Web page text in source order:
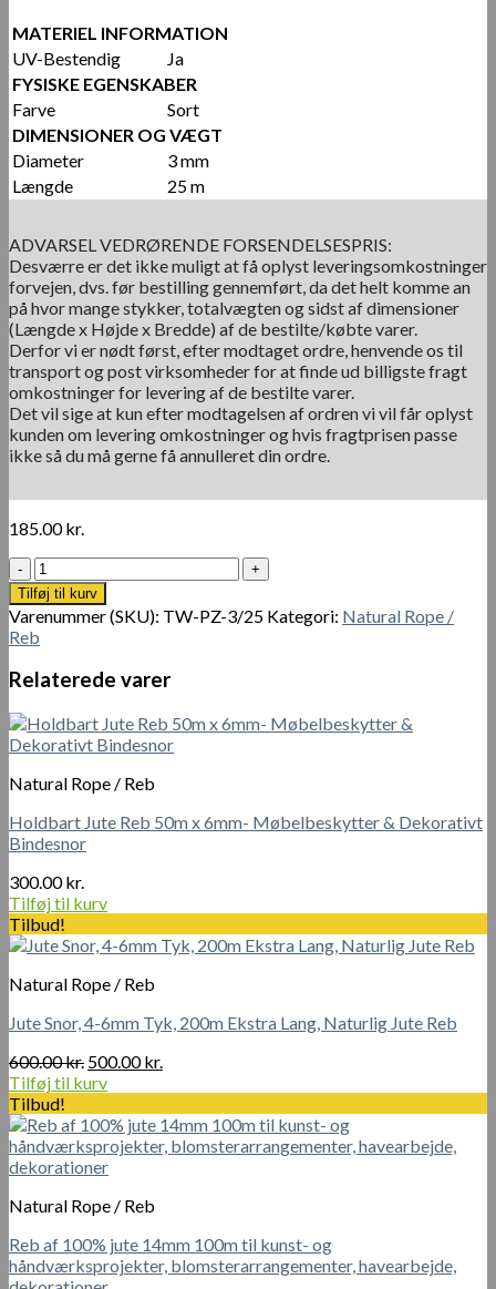
MATERIEL INFORMATION
UV-Bestendig
Ja
FYSISKE EGENSKABER
Farve
Sort
DIMENSIONER OG VÆGT
Diameter
3 mm
Længde
25 m
ADVARSEL VEDRØRENDE FORSENDELSESPRIS:
Desværre er det ikke muligt at få oplyst leveringsomkostninger
forvejen, dvs. før bestilling gennemført, da det helt komme an
på hvor mange stykker, totalvægten og sidst af dimensioner
(Længde x Højde x Bredde) af de bestilte/købte varer.
Derfor vi er nødt først, efter modtaget ordre, henvende os til
transport og post virksomheder for at finde ud billigste fragt
omkostninger for levering af de bestilte varer.
Det vil sige at kun efter modtagelsen af ordren vi vil får oplyst
kunden om levering omkostninger og hvis fragtprisen passe
ikke så du må gerne få annulleret din ordre.
185.00kr.
Palm
Black
Reb
3
mm
x
25
antal
Tilføj til kurv
Varenummer (SKU): TW-PZ-3/25 Kategori: Natural Rope /
Reb
Relaterede varer
Natural Rope / Reb
Holdbart Jute Reb 50m x 6mm- Møbelbeskytter & Dekorativt
Bindesnor
300.00kr.
Tilføj til kurv
Tilbud!
Natural Rope / Reb
Jute Snor, 4-6mm Tyk, 200m Ekstra Lang, Naturlig Jute Reb
600.00kr. Den
oprindelige
var:
600.00 kr..
500.00kr.
er:
500.00 kr..
Tilføj til kurv
Tilbud!
Natural Rope / Reb
Reb af 100% jute 14mm 100m til kunst- og
håndværksprojekter, blomsterarrangementer, havearbejde,